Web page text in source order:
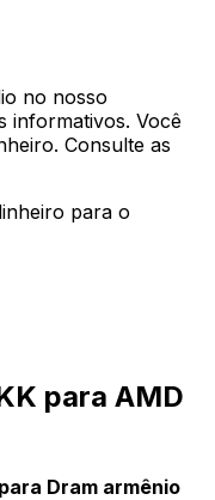
no nosso
informativos. Você
Consulte as
para o
para AMD
Dram armênio